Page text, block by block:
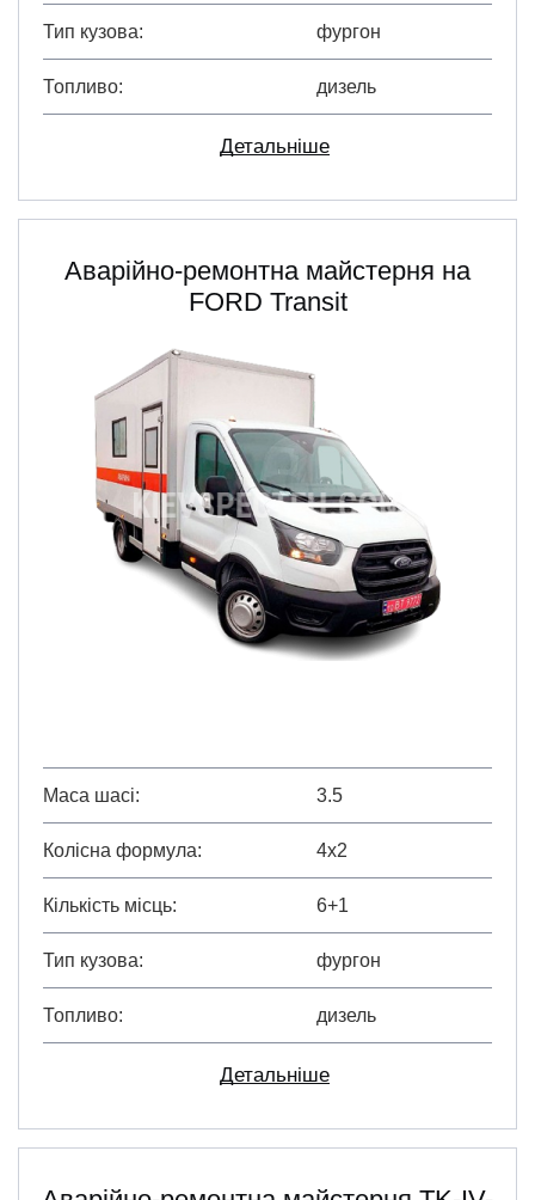
Тип кузова фургон
Топливо дизель
Детальніше
Аварійно-ремонтна майстерня на
FORD Transit
Маса шасі 3.5
Колісна формула 4х2
Кількість місць 6+1
Тип кузова фургон
Топливо дизель
Детальніше